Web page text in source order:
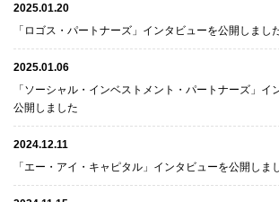
2025.01.20
「ロゴス・パートナーズ」インタビューを公開しまし
2025.01.06
「ソーシャル・インベストメント・パートナーズ」イ
公開しました
2024.12.11
「エー・アイ・キャピタル」インタビューを公開しま